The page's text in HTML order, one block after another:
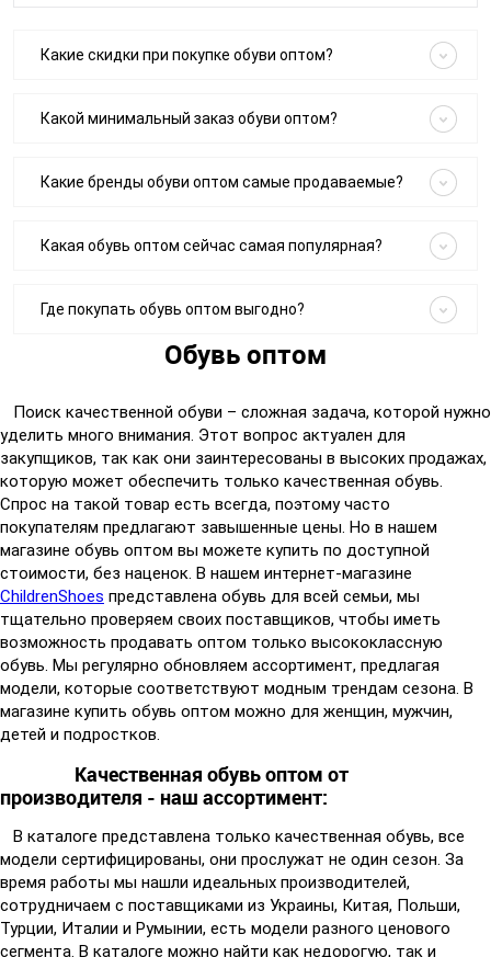
Какие скидки при покупке обуви оптом?
Какой минимальный заказ обуви оптом?
Какие бренды обуви оптом самые продаваемые?
Какая обувь оптом сейчас самая популярная?
Где покупать обувь оптом выгодно?
Обувь оптом
Поиск качественной обуви – сложная задача, которой нужно
уделить много внимания. Этот вопрос актуален для
закупщиков, так как они заинтересованы в высоких продажах,
которую может обеспечить только качественная обувь.
Спрос на такой товар есть всегда, поэтому часто
покупателям предлагают завышенные цены. Но в нашем
магазине обувь оптом вы можете купить по доступной
стоимости, без наценок. В нашем интернет-магазине
ChildrenShoes представлена обувь для всей семьи, мы
тщательно проверяем своих поставщиков, чтобы иметь
возможность продавать оптом только высококлассную
обувь. Мы регулярно обновляем ассортимент, предлагая
модели, которые соответствуют модным трендам сезона. В
магазине купить обувь оптом можно для женщин, мужчин,
детей и подростков.
Качественная обувь оптом от
производителя - наш ассортимент:
В каталоге представлена только качественная обувь, все
модели сертифицированы, они прослужат не один сезон. За
время работы мы нашли идеальных производителей,
сотрудничаем с поставщиками из Украины, Китая, Польши,
Турции, Италии и Румынии, есть модели разного ценового
сегмента. В каталоге можно найти как недорогую, так и